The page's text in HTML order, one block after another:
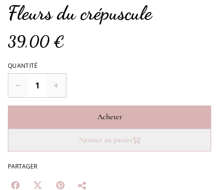
Fleurs du crépuscule
39,00 €
QUANTITÉ
Acheter
Ajouter au panier
PARTAGER